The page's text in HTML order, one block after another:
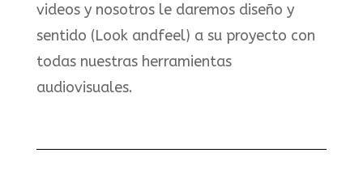
videos y nosotros le daremos diseño y
sentido (Look andfeel) a su proyecto con
todas nuestras herramientas
audiovisuales.